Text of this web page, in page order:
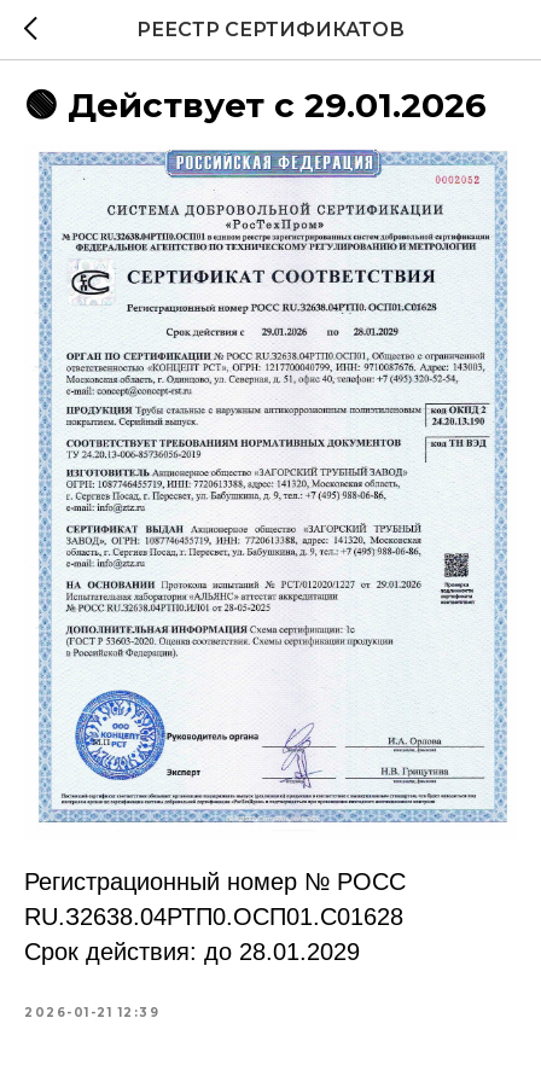
РЕЕСТР СЕРТИФИКАТОВ
🟢 Действует с 29.01.2026
Регистрационный номер № РОСС
RU.З2638.04РТП0.OCП01.С01628
Срок действия: до 28.01.2029
2026-01-21 12:39